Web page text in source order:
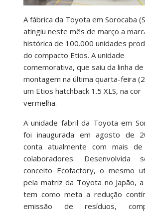
A fábrica da Toyota em Sorocaba
atingiu neste mês de março a
histórica de 100.000 unidades
do compacto Etios. A unidade
comemorativa, que saiu da linha de
montagem na última quarta-feira
um Etios hatchback 1.5 XLS, na cor
vermelha.
A unidade fabril da Toyota em
foi inaugurada em agosto de
conta atualmente com mais de
colaboradores. Desenvolvida
conceito Ecofactory, o mesmo
pela matriz da Toyota no Japão,
tem como meta a redução
emissão de resíduos,